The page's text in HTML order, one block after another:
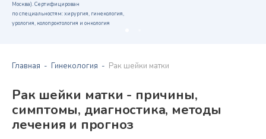
хирургия, гинекология,
и онкология
Главная Гинекология Рак шейки матки
Рак шейки матки - причины,
симптомы, диагностика, методы
лечения и прогноз